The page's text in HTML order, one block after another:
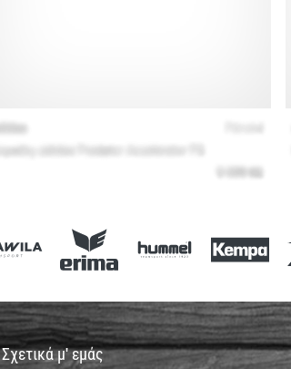
Σχετικά μ' εμάς